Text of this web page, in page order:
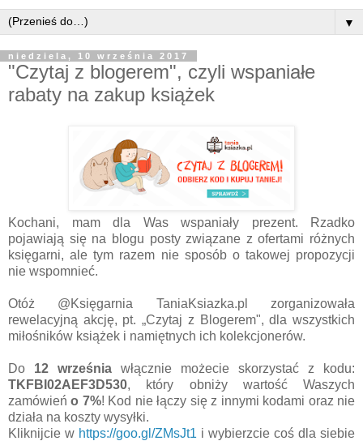
▼
niedziela, 10 września 2017
"Czytaj z blogerem", czyli wspaniałe
rabaty na zakup książek
Kochani, mam dla Was wspaniały prezent. Rzadko
pojawiają się na blogu posty związane z ofertami różnych
księgarni, ale tym razem nie sposób o takowej propozycji
nie wspomnieć.
Otóż @Księgarnia TaniaKsiazka.pl zorganizowała
rewelacyjną akcję, pt. „Czytaj z Blogerem", dla wszystkich
miłośników książek i namiętnych ich kolekcjonerów.
Do 12 września włącznie możecie skorzystać z kodu:
TKFBI02AEF3D530, który obniży wartość Waszych
zamówieńo 7%! Kod nie łączy się z innymi kodami oraz nie
działa na koszty wysyłki.
Kliknijcie w https://goo.gl/ZMsJt1 i wybierzcie coś dla siebie